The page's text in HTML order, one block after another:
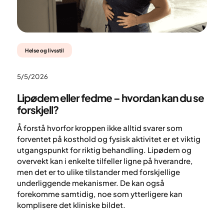
Helse og livsstil
5/5/2026
Lipødem eller fedme – hvordan kan du se
forskjell?
Å forstå hvorfor kroppen ikke alltid svarer som
forventet på kosthold og fysisk aktivitet er et viktig
utgangspunkt for riktig behandling. Lipødem og
overvekt kan i enkelte tilfeller ligne på hverandre,
men det er to ulike tilstander med forskjellige
underliggende mekanismer. De kan også
forekomme samtidig, noe som ytterligere kan
komplisere det kliniske bildet.